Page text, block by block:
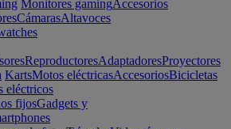
Monitores gamingAccesorios
CámarasAltavoces
ReproductoresAdaptadoresProyectores
KartsMotos eléctricasAccesoriosBicicletas
eléctricos
fijosGadgets y